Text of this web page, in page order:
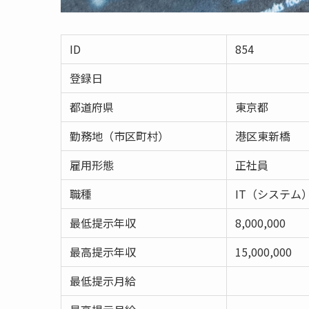
ID
854
登録日
都道府県
東京都
勤務地（市区町村）
港区東新橋
雇用形態
正社員
職種
IT（システム
最低提示年収
8,000,000
最高提示年収
15,000,000
最低提示月給